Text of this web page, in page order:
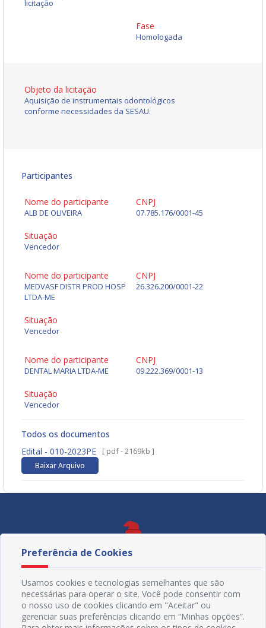
licitação
Fase
Homologada
Objeto da licitação
Aquisição de instrumentais odontológicos
conforme necessidades da SESAU.
Participantes
Nome do participante
ALB DE OLIVEIRA
CNPJ
07.785.176/0001-45
Situação
Vencedor
Nome do participante
MEDVASF DISTR PROD HOSP
LTDA-ME
CNPJ
26.326.200/0001-22
Situação
Vencedor
Nome do participante
DENTAL MARIA LTDA-ME
CNPJ
09.222.369/0001-13
Situação
Vencedor
Todos os documentos
Edital - 010-2023PE
[ pdf - 2169kb ]
Baixar Arquivo
Preferência de Cookies
Usamos cookies e tecnologias semelhantes que são
necessárias para operar o site. Você pode consentir com
o nosso uso de cookies clicando em "Aceitar" ou
gerenciar suas preferências clicando em “Minhas opções”.